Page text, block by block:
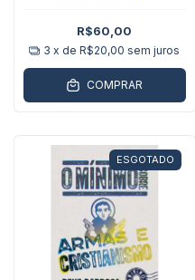
R$60,00
3 x deR$20,00 sem juros
COMPRAR
ESGOTADO